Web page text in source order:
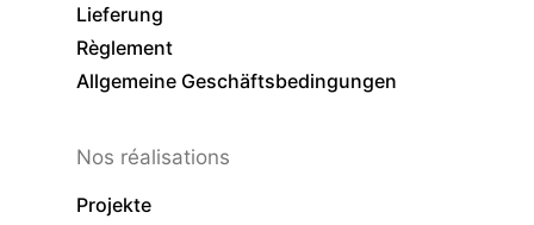
Lieferung
Règlement
Allgemeine Geschäftsbedingungen
Nos réalisations
Projekte